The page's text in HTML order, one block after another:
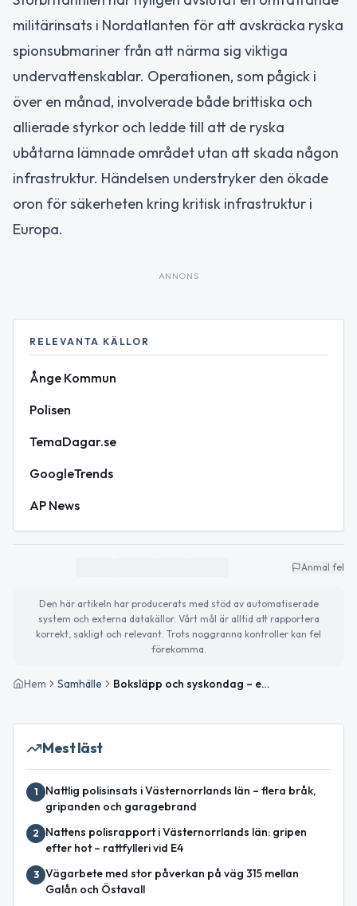
militärinsats i Nordatlanten för att avskräcka ryska
spionsubmariner från att närma sig viktiga
undervattenskablar. Operationen, som pågick i
över en månad, involverade både brittiska och
allierade styrkor och ledde till att de ryska
ubåtarna lämnade området utan att skada någon
infrastruktur. Händelsen understryker den ökade
oron för säkerheten kring kritisk infrastruktur i
Europa.
ANNONS
RELEVANTA KÄLLOR
Ånge Kommun
Polisen
TemaDagar.se
GoogleTrends
AP News
Anmäl fel
Den här artikeln har producerats med stöd av automatiserade
system och externa datakällor. Vårt mål är alltid att rapportera
korrekt, sakligt och relevant. Trots noggranna kontroller kan fel
förekomma.
Hem Samhälle Boksläpp och syskondag – en solig fredag med lokala höjdpunkter
Mest läst
1
Nattlig polisinsats i Västernorrlands län – flera bråk,
gripanden och garagebrand
2
Nattens polisrapport i Västernorrlands län: gripen
efter hot – rattfylleri vid E4
3 Vägarbete med stor påverkan på väg 315 mellan
Galån och Östavall